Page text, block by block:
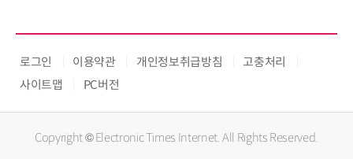
로그인 이용약관 개인정보취급방침
고충처리
사이트맵
PC버전
Copyright © Electronic Times Internet. All Rights Reserved.